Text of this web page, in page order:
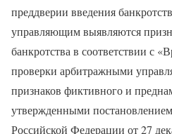
преддверии введения
управляющим выявляются
банкротства в соответствии с
проверки арбитражными
признаков фиктивного и
утвержденными
Российской Федерации от 27